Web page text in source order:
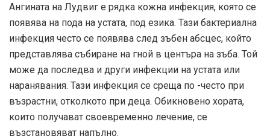
Ангината на Лудвиг е рядка кожна инфекция, която се
появява на пода на устата, под езика. Тази бактериална
инфекция често се появява след зъбен абсцес, който
представлява събиране на гной в центъра на зъба. Той
може да последва и други инфекции на устата или
наранявания. Тази инфекция се среща по -често при
възрастни, отколкото при деца. Обикновено хората,
които получават своевременно лечение, се
възстановяват напълно.